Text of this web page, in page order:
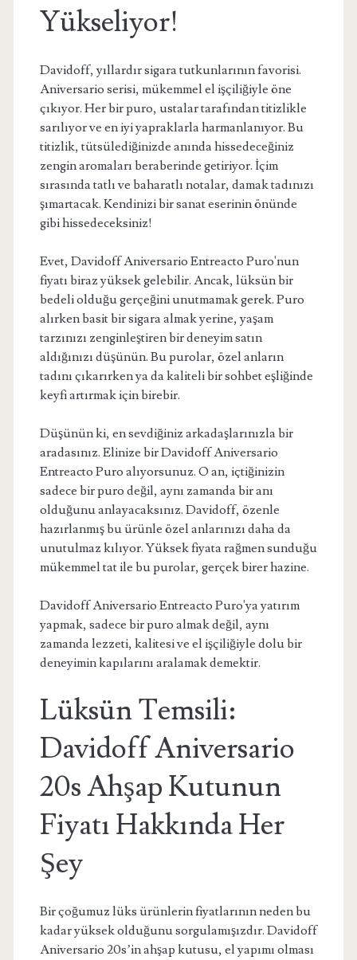
Yükseliyor!
Davidoff, yıllardır sigara tutkunlarının favorisi.
Aniversario serisi, mükemmel el işçiliğiyle öne
çıkıyor. Her bir puro, ustalar tarafından titizlikle
sarılıyor ve en iyi yapraklarla harmanlanıyor. Bu
titizlik, tütsülediğinizde anında hissedeceğiniz
zengin aromaları beraberinde getiriyor. İçim
sırasında tatlı ve baharatlı notalar, damak tadınızı
şımartacak. Kendinizi bir sanat eserinin önünde
gibi hissedeceksiniz!
Evet, Davidoff Aniversario Entreacto Puro'nun
fiyatı biraz yüksek gelebilir. Ancak, lüksün bir
bedeli olduğu gerçeğini unutmamak gerek. Puro
alırken basit bir sigara almak yerine, yaşam
tarzınızı zenginleştiren bir deneyim satın
aldığınızı düşünün. Bu purolar, özel anların
tadını çıkarırken ya da kaliteli bir sohbet eşliğinde
keyfi artırmak için birebir.
Düşünün ki, en sevdiğiniz arkadaşlarınızla bir
aradasınız. Elinize bir Davidoff Aniversario
Entreacto Puro alıyorsunuz. O an, içtiğinizin
sadece bir puro değil, aynı zamanda bir anı
olduğunu anlayacaksınız. Davidoff, özenle
hazırlanmış bu ürünle özel anlarınızı daha da
unutulmaz kılıyor. Yüksek fiyata rağmen sunduğu
mükemmel tat ile bu purolar, gerçek birer hazine.
Davidoff Aniversario Entreacto Puro'ya yatırım
yapmak, sadece bir puro almak değil, aynı
zamanda lezzeti, kalitesi ve el işçiliğiyle dolu bir
deneyimin kapılarını aralamak demektir.
Lüksün Temsili:
Davidoff Aniversario
20s Ahşap Kutunun
Fiyatı Hakkında Her
Şey
Bir çoğumuz lüks ürünlerin fiyatlarının neden bu
kadar yüksek olduğunu sorgulamışızdır. Davidoff
Aniversario 20s’in ahşap kutusu, el yapımı olması